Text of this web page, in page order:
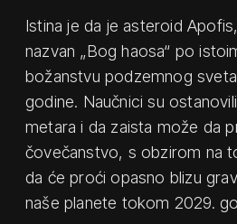
Istina je da je asteroid
nazvan „Bog haosa“ po
božanstvu podzemnog
godine. Naučnici su
metara i da zaista može da
čovečanstvo, s obzirom na
da će proći opasno blizu
naše planete tokom 2029.